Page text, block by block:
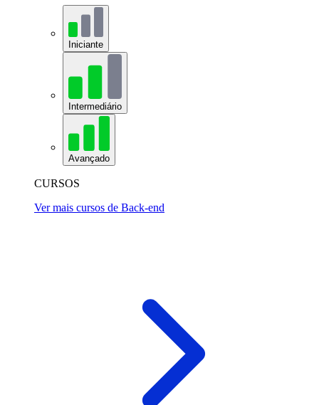
Iniciante
Intermediário
Avançado
CURSOS
Ver mais cursos de Back-end